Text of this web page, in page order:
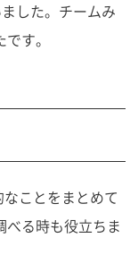
した。チームみ
す。
ことをまとめて
べる時も役立ちま